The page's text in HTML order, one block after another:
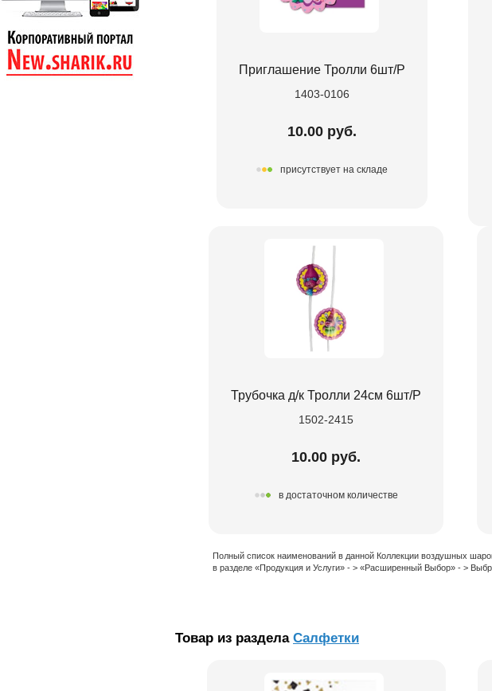
Приглашение Тролли 6шт/P
1403-0106
10.00 руб.
присутствует на складе
Трубочка д/к Тролли 24см 6шт/Р
1502-2415
10.00 руб.
в достаточном количестве
Полный список наименований в данной Коллекции воздушных
в разделе «Продукция и Услуги» - > «Расширенный Выбор» - >
Товар из раздела Салфетки